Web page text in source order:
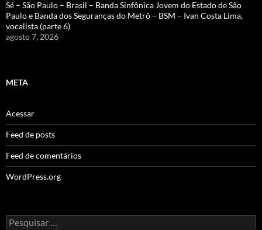
Sé – São Paulo – Brasil – Banda Sinfônica Jovem do Estado de São
Paulo e Banda dos Seguranças do Metrô – BSM – Ivan Costa Lima,
vocalista (parte 6)
agosto 7, 2026
META
Acessar
Feed de posts
Feed de comentários
WordPress.org
Pesquisar